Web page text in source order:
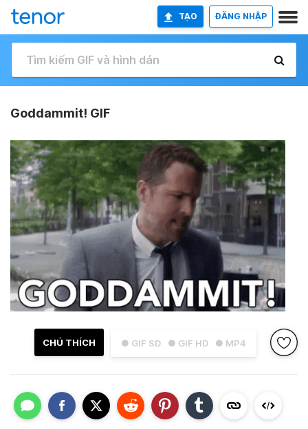
TẠO ĐĂNG NHẬP
Goddammit! GIF
● GIF SD ● GIF HD ● MP4
CHÚ THÍCH